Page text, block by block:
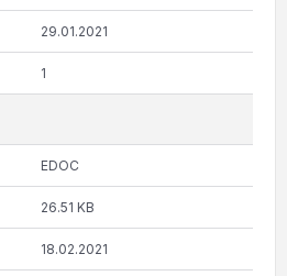
29.01.2021
1
EDOC
26.51 KB
18.02.2021